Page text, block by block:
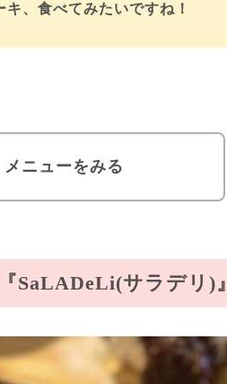
、食べてみたいですね！
メニューをみる
SaLADeLi(サラデリ)』